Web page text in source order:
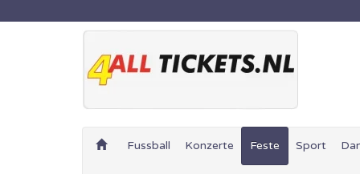
Fussball Konzerte Feste Sport